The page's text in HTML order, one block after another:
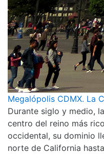
Megalópolis CDMX. La
Durante siglo y medio,
centro del reino más
occidental, su dominio
norte de California